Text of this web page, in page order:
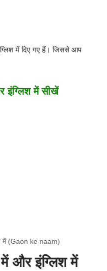
में दिए गए हैं। जिससे आप
इंग्लिश में सीखें
में (Gaon ke naam)
में और इंग्लिश में